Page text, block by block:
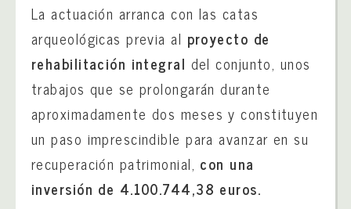
La actuación arranca con las catas
arqueológicas previa al proyecto de
rehabilitación integral del conjunto, unos
trabajos que se prolongarán durante
aproximadamente dos meses y constituyen
un paso imprescindible para avanzar en su
recuperación patrimonial, con una
inversión de 4.100.744,38 euros.